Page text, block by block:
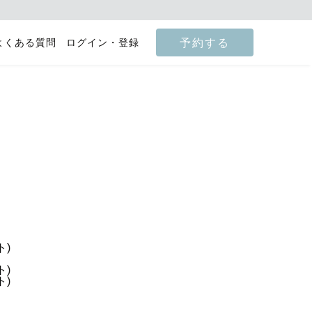
くある質問 ログイン・登録 予約する